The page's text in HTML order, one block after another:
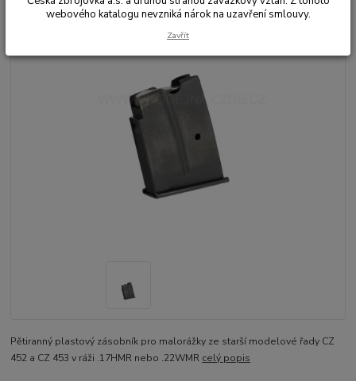
Pětiranný plastový zásobník pro malorážky ze starší modelové řady CZ
452 a CZ 453 v ráži .17HMR nebo .22WMR celý popis
webového katalogu nevzniká nárok na uzavření smlouvy.
Zavřít